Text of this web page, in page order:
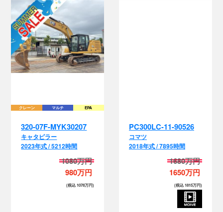
クレーン マルチ EPA
320-07F-MYK30207
キャタピラー
2023年式 / 5212時間
1080万円
980万円
(税込 1078万円)
PC300LC-11-90526
コマツ
2018年式 / 7895時間
1680万円
1650万円
(税込 1815万円)